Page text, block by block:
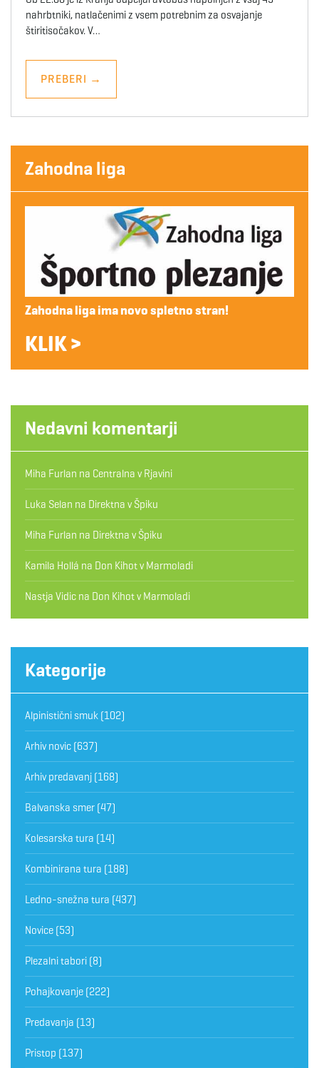
nahrbtniki, natlačenimi z vsem potrebnim za osvajanje
štiritisočakov. V…
PREBERI →
Zahodna liga
Zahodna liga ima novo spletno stran!
KLIK >
Nedavni komentarji
Miha Furlan na Centralna v Rjavini
Luka Selan na Direktna v Špiku
Miha Furlan na Direktna v Špiku
Kamila Hollá na Don Kihot v Marmoladi
Nastja Vidic na Don Kihot v Marmoladi
Kategorije
Alpinistični smuk (102)
Arhiv novic (637)
Arhiv predavanj (168)
Balvanska smer (47)
Kolesarska tura (14)
Kombinirana tura (188)
Ledno-snežna tura (437)
Novice (53)
Plezalni tabori (8)
Pohajkovanje (222)
Predavanja (13)
Pristop (137)